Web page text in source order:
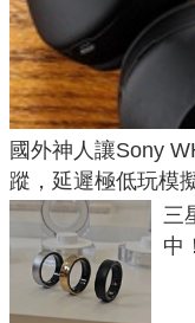
國外神人讓Sony
蹤，延遲極低玩模
三
中